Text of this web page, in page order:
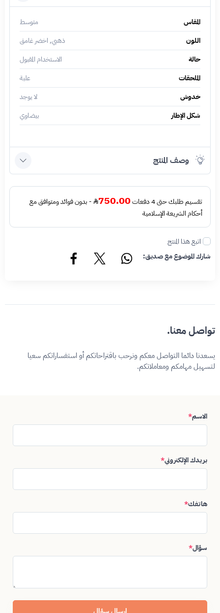
المقاس
متوسط
اللون
ذهبي, اخضر غامق
حالة
الاستخدام المقبول
الملحقات
علبة
خدوش
لا يوجد
شكل الإطار
بيضاوي
وصف المنتج
تقسيم طلبك حتى 4 دفعات 750.00
- بدون فوائد ومتوافق مع
أحكام الشريعة الإسلامية
اتبع هذا المنتج
شارك الموضوع مع صديق:
تواصل معنا.
يسعدنا دائما التواصل معكم ونرحب باقتراحاتكم أو استفساراتكم سعيا
لتسهيل مهامكم ومعاملاتكم.
الاسم*
بريدك الإلكتروني*
هاتفك*
سؤال*